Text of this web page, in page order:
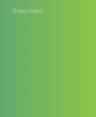
Newsletter